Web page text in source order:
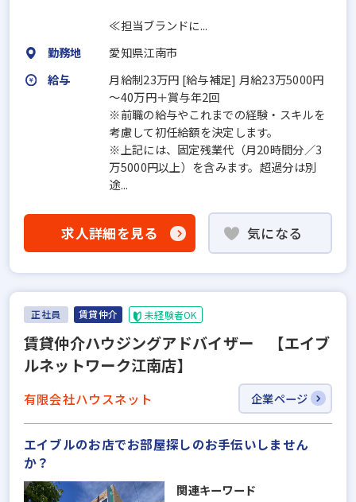
≪担当ブランドに...
勤務地
愛知県江南市
給与
月給制23万円 [給与補足] 月給23万5000円
～40万円＋賞与年2回
※前職の給与やこれまでの経験・スキルを
考慮して初任給額を決定します。
※上記には、固定残業代（月20時間分／3
万5000円以上）を含みます。超過分は別
途...
求人詳細を見る 気になる
正社員 賃貸仲介 未経験者OK
賃貸仲介ハウジングアドバイザー 【エイブ
ルネットワーク江南店】
有限会社ハウスネット 企業ページ
エイブルのお店でお部屋探しのお手伝いしません
か？
関連キーワード